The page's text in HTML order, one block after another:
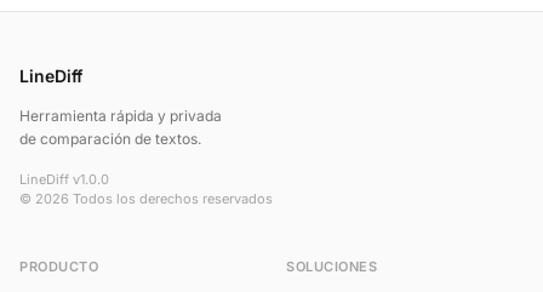
LineDiff
Herramienta rápida y privada
de comparación de textos.
LineDiff v1.0.0
© 2026 Todos los derechos reservados
PRODUCTO SOLUCIONES